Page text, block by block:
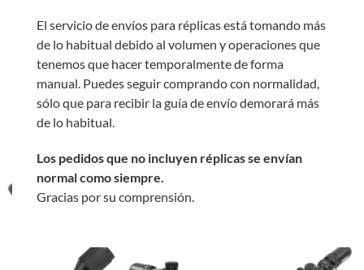
El servicio de envíos para réplicas está tomando más
de lo habitual debido al volumen y operaciones que
tenemos que hacer temporalmente de forma
manual. Puedes seguir comprando con normalidad,
sólo que para recibir la guía de envío demorará más
de lo habitual.
Los pedidos que no incluyen réplicas se envían
normal como siempre.
Gracias por su comprensión.